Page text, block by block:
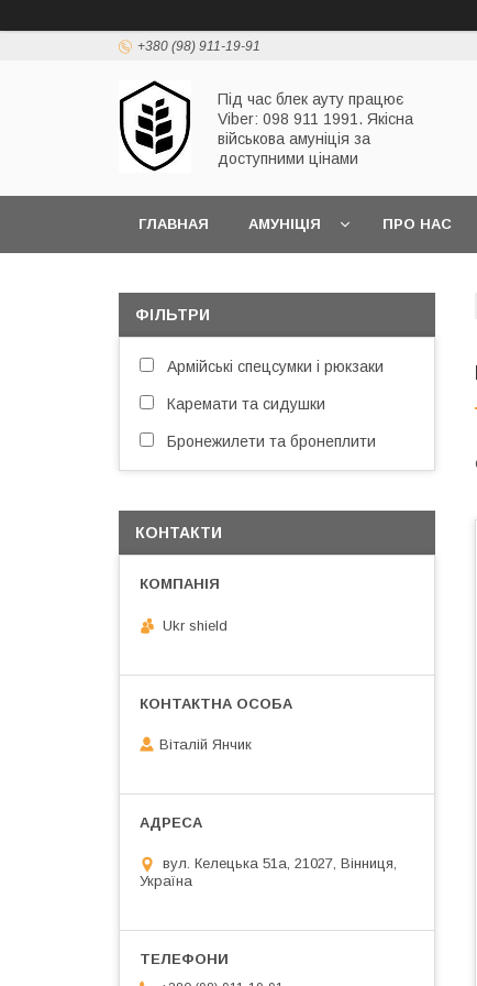
+380 (98) 911-19-91
Під час блек ауту працює
Viber: 098 911 1991. Якісна
військова амуніція за
доступними цінами
ГЛАВНАЯ АМУНІЦІЯ ПРО НАС
ФІЛЬТРИ
Армійські спецсумки і рюкзаки
Каремати та сидушки
Бронежилети та бронеплити
КОНТАКТИ
Ukr shield
Віталій Янчик
вул. Келецька 51а, 21027, Вінниця,
Україна